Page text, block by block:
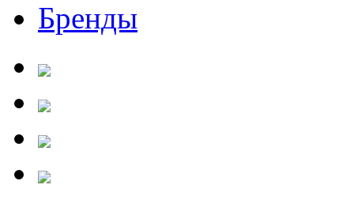
Бренды